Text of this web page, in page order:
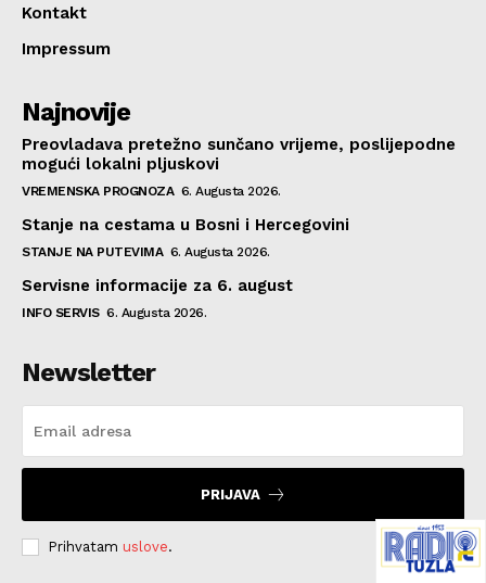
Kontakt
Impressum
Najnovije
Preovladava pretežno sunčano vrijeme, poslijepodne
mogući lokalni pljuskovi
VREMENSKA PROGNOZA 6. Augusta 2026.
Stanje na cestama u Bosni i Hercegovini
STANJE NA PUTEVIMA 6. Augusta 2026.
Servisne informacije za 6. august
INFO SERVIS 6. Augusta 2026.
Newsletter
PRIJAVA
Prihvatam uslove.